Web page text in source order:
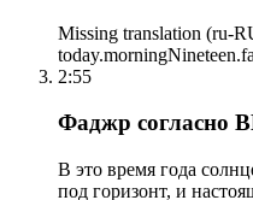
Missing translation (ru-
2:55
Фаджр согласно
В это время года
под горизонт, и